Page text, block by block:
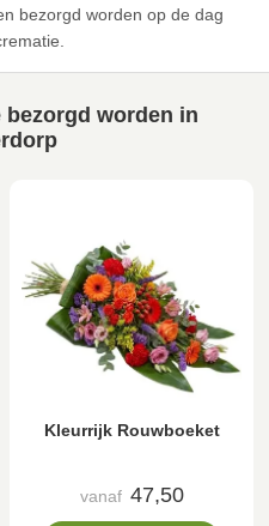
bezorgd worden op de dag
worden in
Kleurrijk Rouwboeket
vanaf 47,50